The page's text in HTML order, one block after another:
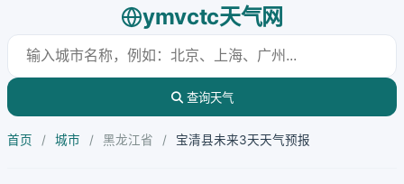
ymvctc天气网
查询天气
首页 / 城市 / 黑龙江省 / 宝清县未来3天天气预报